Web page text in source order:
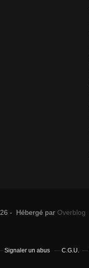
- Hébergé par Overblog
Signaler un abus C.G.U.